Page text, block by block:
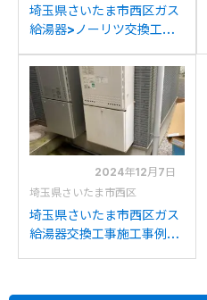
埼玉県さいたま市西区ガス
給湯器>ノーリツ交換工事
C2442SAWX-MBからノ
ーリツGT-C2472SAW BL
への交換
2024年12月7日
埼玉県さいたま市西区
埼玉県さいたま市西区ガス
給湯器交換工事施工事例：